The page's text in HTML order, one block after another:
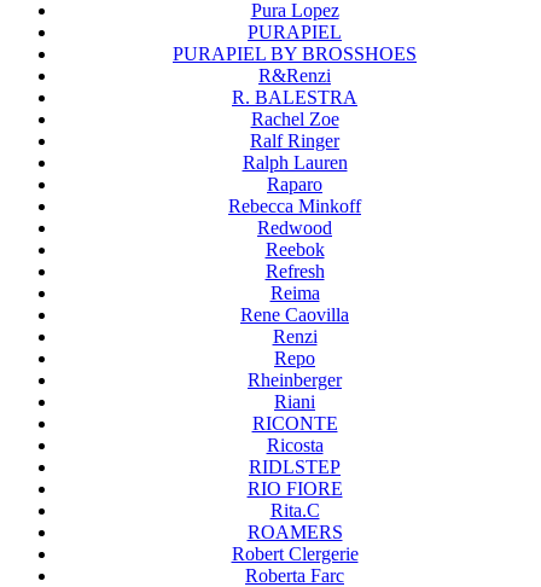
Pura Lopez
PURAPIEL
PURAPIEL BY BROSSHOES
R&Renzi
R. BALESTRA
Rachel Zoe
Ralf Ringer
Ralph Lauren
Raparo
Rebecca Minkoff
Redwood
Reebok
Refresh
Reima
Rene Caovilla
Renzi
Repo
Rheinberger
Riani
RICONTE
Ricosta
RIDLSTEP
RIO FIORE
Rita.C
ROAMERS
Robert Clergerie
Roberta Farc